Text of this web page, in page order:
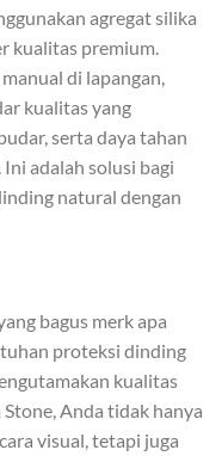
agregat silika
kualitas premium.
di lapangan,
kualitas yang
serta daya tahan
adalah solusi bagi
natural dengan
bagus merk apa
proteksi dinding
kualitas
Anda tidak hanya
visual, tetapi juga